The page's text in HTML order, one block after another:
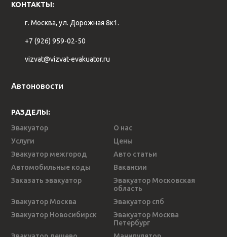
КОНТАКТЫ:
г. Москва, ул. Дорожная 8к1.
+7 (926) 959-02-50
vizvat@vizvat-evakuator.ru
Автоновости
РАЗДЕЛЫ:
Эвакуатор
О нас
Услуги
Цены
Эвакуатор межгород
Авто статьи
Автомобильные коды
Вакансии
Заказать эвакуатор
Эвакуатор Московская
область
Эвакуатор Москва
Эвакуатор спб
Эвакуатор Новосибирск
Эвакуатор Москва
Петербург